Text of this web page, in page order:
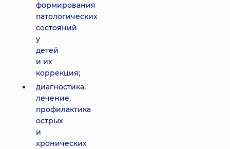
формирования
патологических
состояний
у
детей
и их
коррекция;
диагностика,
лечение,
профилактика
острых
и
хронических